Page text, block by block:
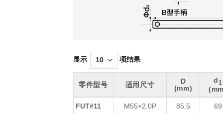
显示 项结果
零件型号 适用尺寸
D
(mm)
d1
(mm)
1
(mm)
FUT#11 M55×2.0P 85.5 69